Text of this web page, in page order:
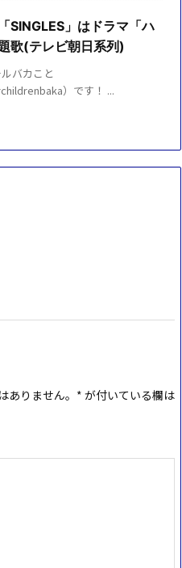
SINGLES」はドラマ「ハ
歌(テレビ朝日系列)
バカこと
）です！ ...
りません。 * が付いている欄は